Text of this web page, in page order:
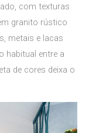
com texturas
granito rústico
metais e lacas
habitual entre a
de cores deixa o